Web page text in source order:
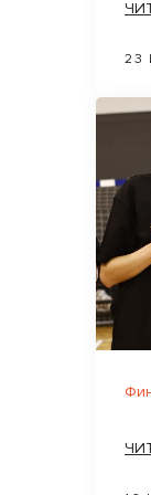
23